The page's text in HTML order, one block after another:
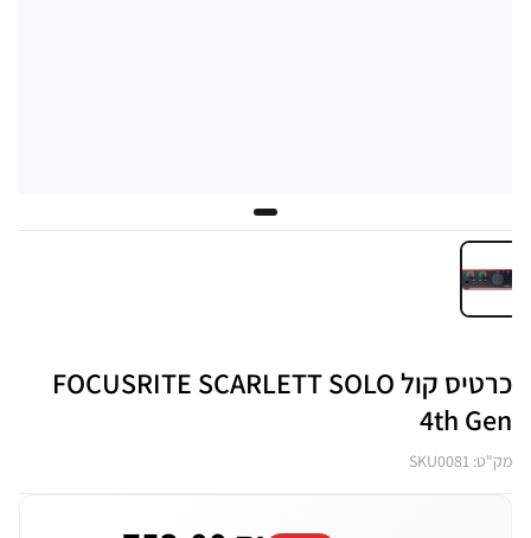
כרטיס קול FOCUSRITE SCARLETT SOLO
4th Gen
מק"ט: SKU0081